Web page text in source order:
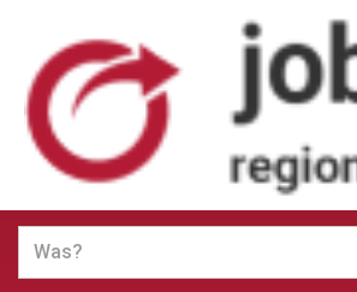
Jobs und Stellenangebote in
Berlin